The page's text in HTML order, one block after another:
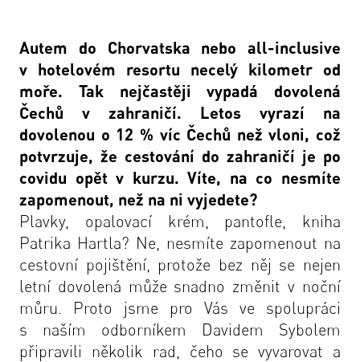
Autem do Chorvatska nebo all-inclusive
v hotelovém resortu necelý kilometr od
moře. Tak nejčastěji vypadá dovolená
Čechů v zahraničí. Letos vyrazí na
dovolenou o 12 % víc Čechů než vloni, což
potvrzuje, že cestování do zahraničí je po
covidu opět v kurzu. Víte, na co nesmíte
zapomenout, než na ni vyjedete?
Plavky, opalovací krém, pantofle, kniha
Patrika Hartla? Ne, nesmíte zapomenout na
cestovní pojištění, protože bez něj se nejen
letní dovolená může snadno změnit v noční
můru. Proto jsme pro Vás ve spolupráci
s naším odborníkem Davidem Sybolem
připravili několik rad, čeho se vyvarovat a